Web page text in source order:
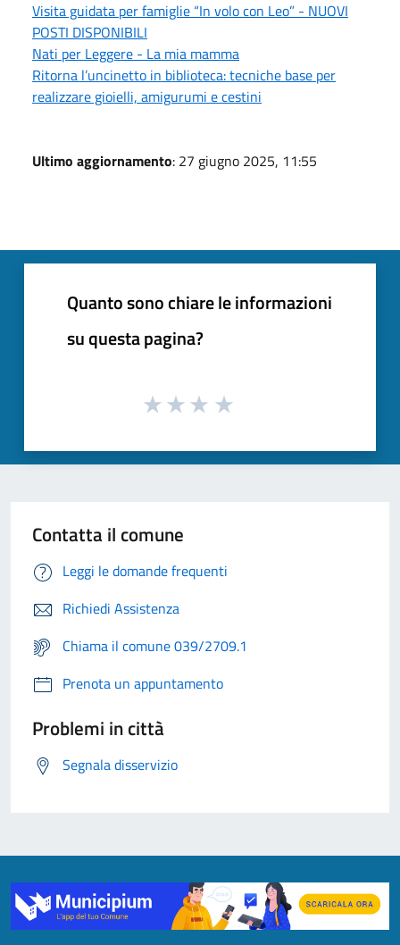
Visita guidata per famiglie “In volo con Leo” - NUOVI
POSTI DISPONIBILI
Nati per Leggere - La mia mamma
Ritorna l’uncinetto in biblioteca: tecniche base per
realizzare gioielli, amigurumi e cestini
Ultimo aggiornamento: 27 giugno 2025, 11:55
Quanto sono chiare le informazioni
su questa pagina?
Contatta il comune
Leggi le domande frequenti
Richiedi Assistenza
Chiama il comune 039/2709.1
Prenota un appuntamento
Problemi in città
Segnala disservizio